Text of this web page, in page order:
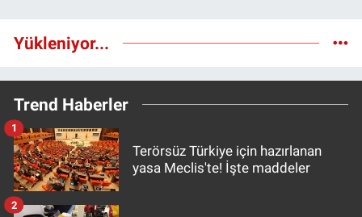
Yükleniyor...
Trend Haberler
Terörsüz Türkiye için hazırlanan
yasa Meclis'te! İşte maddeler
1
2